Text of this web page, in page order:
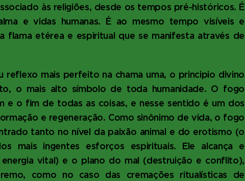
às religiões, desde os tempos pré-históricos. É
e vidas humanas. É ao mesmo tempo visíveis e
flama etérea e espiritual que se manifesta através de
reflexo mais perfeito na chama uma, o principio divino
o mais alto símbolo de toda humanidade. O fogo
e o fim de todas as coisas, e nesse sentido é um dos
e regeneração. Como sinônimo de vida, o fogo
tanto no nível da paixão animal e do erotismo (o
mais ingentes esforços espirituais. Ele alcança e
vital) e o plano do mal (destruição e conflito),
como no caso das cremações ritualísticas de